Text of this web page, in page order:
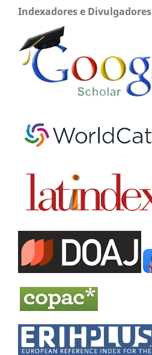
Indexadores e Divulgadores